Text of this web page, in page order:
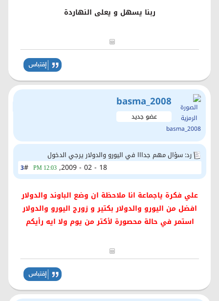
ربنا يسهل و يعلى النهاردة
basma_2008
عضو جديد
رد: سؤال مهم جدااا في اليورو والدولار يرجي الدخول
3# 18 - 02 - 2009,
12:03 PM
علي فكرة ياجماعة انا ملاحظة ان وضع الباوند والدولار
افضل من اليورو والدولار بكتير و زورج اليورو والدولار
استمر في حالة محصورة لأكتر من يوم ولا ايه رأيكم